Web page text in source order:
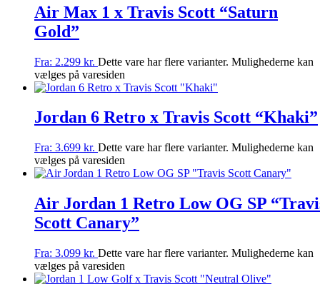
Air Max 1 x Travis Scott “Saturn
Gold”
Fra: 2.299 kr. Dette vare har flere varianter. Mulighederne kan
vælges på varesiden
Jordan 6 Retro x Travis Scott “Khaki”
Fra: 3.699 kr. Dette vare har flere varianter. Mulighederne kan
vælges på varesiden
Air Jordan 1 Retro Low OG SP
Scott Canary”
Fra: 3.099 kr. Dette vare har flere varianter. Mulighederne kan
vælges på varesiden